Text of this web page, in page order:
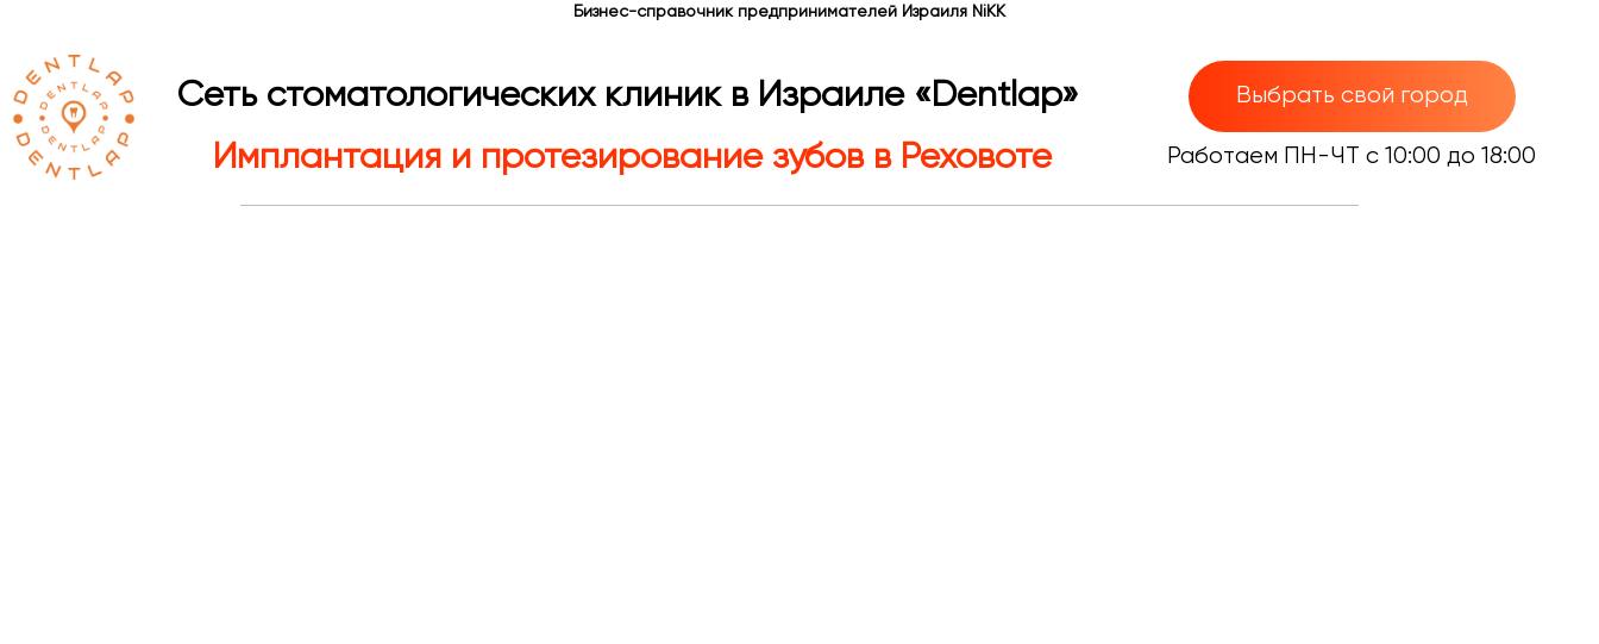
Бизнес-справочник предпринимателей Израиля NiKK
Сеть стоматологических клиник в Израиле «Dentlap»
Имплантация и протезирование зубов в Реховоте
Выбрать свой город
Работаем ПН-ЧТ с 10:00 до 18:00